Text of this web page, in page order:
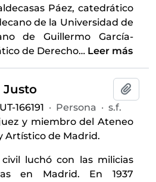
Páez, catedrático
de la Universidad de
de Guillermo García-
de Derecho… Leer más
Justo
166191 · Persona · s.f.
y miembro del Ateneo
Artístico de Madrid.
luchó con las milicias
en Madrid. En 1937